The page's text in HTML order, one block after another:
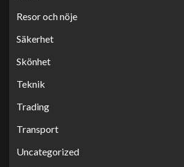
Resor och nöje
Säkerhet
Skönhet
Teknik
Trading
Transport
Uncategorized